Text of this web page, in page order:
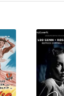
--